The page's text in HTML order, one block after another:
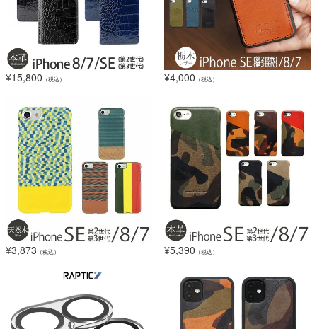
¥15,800 （税込） ¥4,000 （税込）
¥3,873 （税込） ¥5,390 （税込）